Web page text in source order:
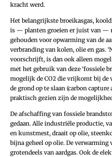
kracht werd.
Het belangrijkste broeikasgas,
is — planten groeien er juist van —
gehouden voor opwarming van de
verbranding van kolen, olie en gas.
voorschrijft, is dan ook alleen
met het gebruik van deze ‘fossiele
mogelijk de CO2 die vrijkomt bij de
de grond op te slaan (carbon
praktisch gezien zijn de
De afschaffing van fossiele
gedaan. Alle industriële productie,
en kunstmest, draait op olie,
bijna geheel op olie. De
grotendeels van aardgas. Ook de